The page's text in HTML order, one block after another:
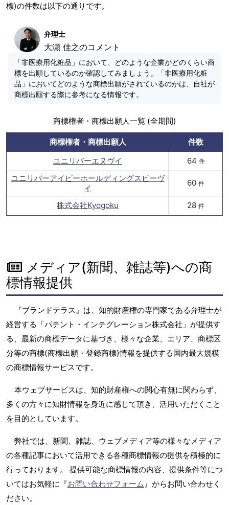
標)の件数は以下の通りです。
弁理士
大瀬 佳之のコメント
「非医療用化粧品」において、どのような企業がどのくらい商
標を出願しているのか確認してみましょう。「非医療用化粧
品」においてどのような商標出願がされているのかは、自社が
商標出願する際に参考になる情報です。
商標権者・商標出願人一覧 (全期間)
商標権者・商標出願人
件数
ユニリバーエヌヴイ
64 件
ユニリバーアイピーホールディングスビーヴ
イ
60 件
株式会社Kyogoku 28 件
メディア(新聞、雑誌等)への商
標情報提供
『ブランドテラス』は、知的財産権の専門家である弁理士が
経営する「パテント・インテグレーション株式会社」が提供す
る、最新の商標データに基づき、様々な企業、エリア、商標区
分等の商標(商標出願・登録商標)情報を提供する国内最大規模
の商標情報サービスです。
本ウェブサービスは、知的財産権への関心有無に関わらず、
多くの方々に知財情報を身近に感じて頂き、活用いただくこと
を目的としています。
弊社では、新聞、雑誌、ウェブメディア等の様々なメディア
の各種記事において活用できる各種商標情報の提供を積極的に
行っております。 提供可能な商標情報の内容、提供条件等につ
いてはお気軽に『お問い合わせフォーム』からお問い合わせく
ださい。